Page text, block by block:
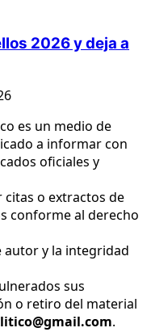
2026 y deja a
es un medio de
a informar con
oficiales y
o extractos de
conforme al derecho
autor y la integridad
sus
o retiro del material
.